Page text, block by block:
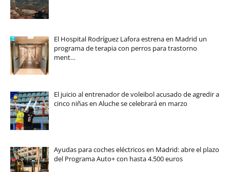
El Hospital Rodríguez Lafora estrena en Madrid un
programa de terapia con perros para trastorno
ment…
El juicio al entrenador de voleibol acusado de agredir a
cinco niñas en Aluche se celebrará en marzo
Ayudas para coches eléctricos en Madrid: abre el plazo
del Programa Auto+ con hasta 4.500 euros